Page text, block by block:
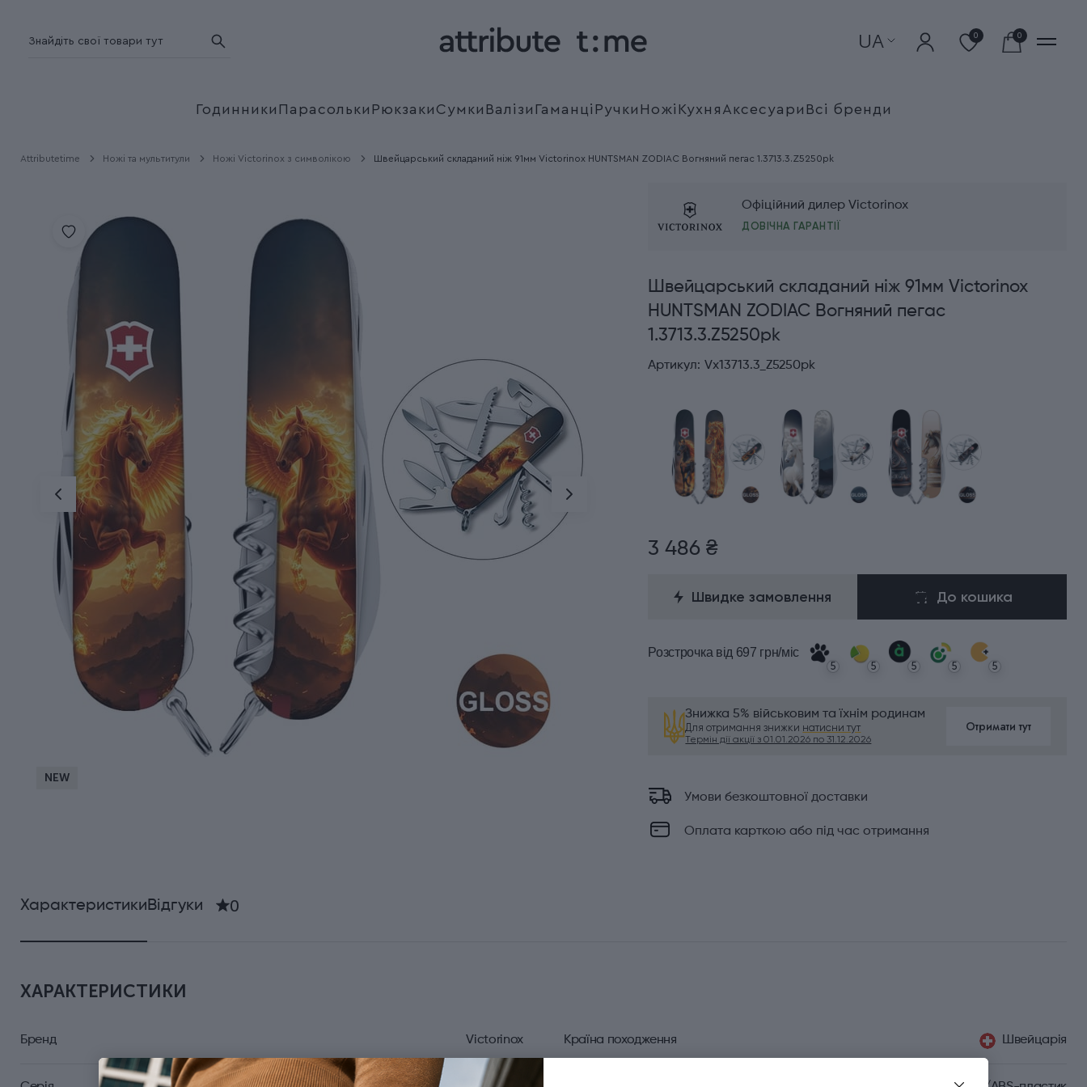
UA 0 0
Годинники Парасольки Рюкзаки Сумки Валізи Гаманці Ручки Ножі Кухня Аксесуари Всі бренди
Attributetime Ножі та мультитули Ножі Victorinox з символікою Швейцарський складаний ніж 91мм Victorinox HUNTSMAN ZODIAC Вогняний пегас 1.3713.3.Z5250pk
NEW
Офіційний дилер Victorinox
ДОВІЧНА ГАРАНТІЇ
Швейцарський складаний ніж 91мм Victorinox
HUNTSMAN ZODIAC Вогняний пегас
1.3713.3.Z5250pk
Артикул: Vx13713.3_Z5250pk
3 486 ₴
Швидке замовлення До кошика
Розстрочка від 697 грн/міс
5 5 5 5 5
Знижка 5% військовим та їхнім родинам
Для отримання знижки натисни тут
Термін дії акції з 01.01.2026 по 31.12.2026
Отримати тут
Умови безкоштовної доставки
Оплата карткою або під час отримання
ХарактеристикиВідгуки 0
ХАРАКТЕРИСТИКИ
Бренд Victorinox Країна походження Швейцарія